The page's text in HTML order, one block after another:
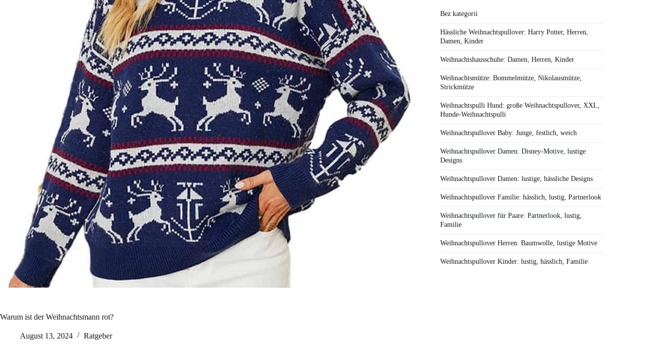
Warum ist der Weihnachtsmann rot?
August 13, 2024 Ratgeber
Bez kategorii
Hässliche Weihnachtspullover: Harry Potter, Herren,
Damen, Kinder
Weihnachtshausschuhe: Damen, Herren, Kinder
Weihnachtsmütze: Bommelmütze, Nikolausmütze,
Strickmütze
Weihnachtspulli Hund: große Weihnachtspullover, XXL,
Hunde-Weihnachtspulli
Weihnachtspullover Baby: Junge, festlich, weich
Weihnachtspullover Damen: Disney-Motive, lustige
Designs
Weihnachtspullover Damen: lustige, hässliche Designs
Weihnachtspullover Familie: hässlich, lustig, Partnerlook
Weihnachtspullover für Paare: Partnerlook, lustig,
Familie
Weihnachtspullover Herren: Baumwolle, lustige Motive
Weihnachtspullover Kinder: lustig, hässlich, Familie